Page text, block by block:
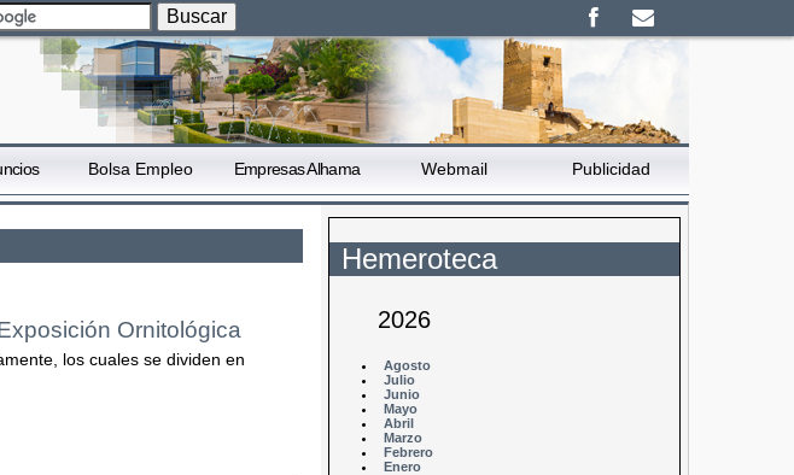
Bolsa Empleo Empresas Alhama Webmail Publicidad
Ornitológica
los cuales se dividen en
Hemeroteca
2026
Agosto
Julio
Junio
Mayo
Abril
Marzo
Febrero
Enero